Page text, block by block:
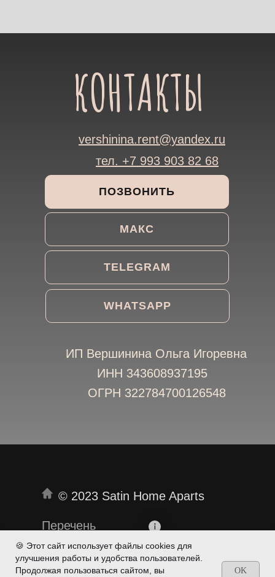
ПОЗВОНИТЬ
WHATSAPP
МАКС
TELEGRAM
КОНТАКТЫ
тел. +7 993 903 82 68
vershinina.rent@yandex.ru
ИП Вершинина Ольга Игоревна
ОГРН 322784700126548
ИНН 343608937195
Перечень
документов
© 2023 Satin Home Aparts
Сайт создан:
🍪 Этот сайт использует файлы cookies для
улучшения работы и удобства пользователей.
Продолжая пользоваться сайтом, вы
OK